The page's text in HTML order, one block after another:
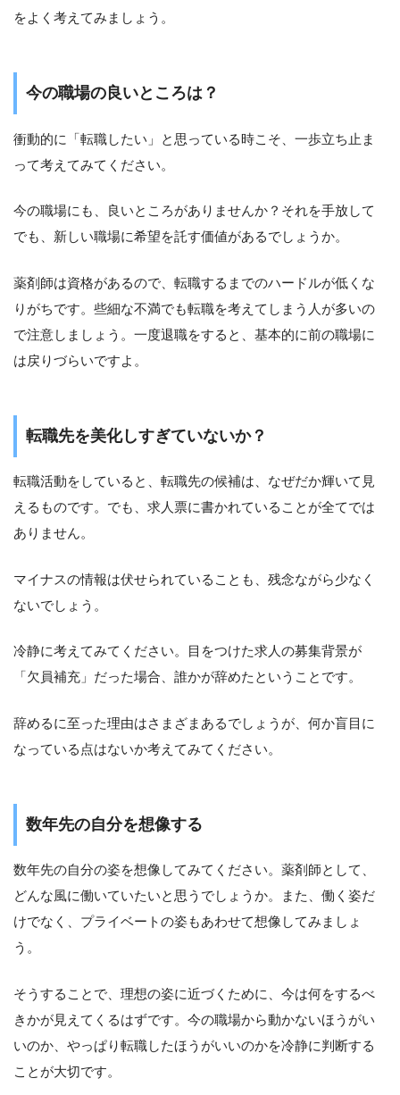
をよく考えてみましょう。
今の職場の良いところは？
衝動的に「転職したい」と思っている時こそ、一歩立ち止ま
って考えてみてください。
今の職場にも、良いところがありませんか？それを手放して
でも、新しい職場に希望を託す価値があるでしょうか。
薬剤師は資格があるので、転職するまでのハードルが低くな
りがちです。些細な不満でも転職を考えてしまう人が多いの
で注意しましょう。一度退職をすると、基本的に前の職場に
は戻りづらいですよ。
転職先を美化しすぎていないか？
転職活動をしていると、転職先の候補は、なぜだか輝いて見
えるものです。でも、求人票に書かれていることが全てでは
ありません。
マイナスの情報は伏せられていることも、残念ながら少なく
ないでしょう。
冷静に考えてみてください。目をつけた求人の募集背景が
「欠員補充」だった場合、誰かが辞めたということです。
辞めるに至った理由はさまざまあるでしょうが、何か盲目に
なっている点はないか考えてみてください。
数年先の自分を想像する
数年先の自分の姿を想像してみてください。薬剤師として、
どんな風に働いていたいと思うでしょうか。また、働く姿だ
けでなく、プライベートの姿もあわせて想像してみましょ
う。
そうすることで、理想の姿に近づくために、今は何をするべ
きかが見えてくるはずです。今の職場から動かないほうがい
いのか、やっぱり転職したほうがいいのかを冷静に判断する
ことが大切です。